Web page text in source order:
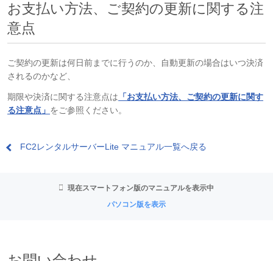
お支払い方法、ご契約の更新に関する注
意点
ご契約の更新は何日前までに行うのか、自動更新の場合はいつ決済
されるのかなど、
期限や決済に関する注意点は 「お支払い方法、ご契約の更新に関す
る注意点」 をご参照ください。
FC2レンタルサーバーLite マニュアル一覧へ戻る
現在スマートフォン版のマニュアルを表示中
パソコン版を表示